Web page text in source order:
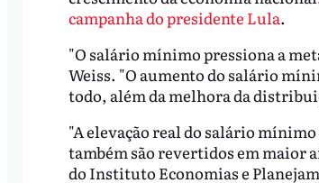
campanha do presidente Lula.
"O salário mínimo pressiona a
Weiss. "O aumento do salário
todo, além da melhora da
"A elevação real do salário
também são revertidos em maior
do Instituto Economias e